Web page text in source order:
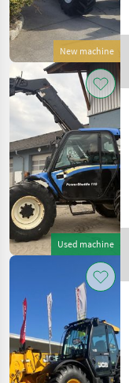
New machine
Used machine